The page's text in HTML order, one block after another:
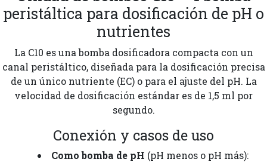
peristáltica para dosificación de pH o
nutrientes
La C10 es una bomba dosificadora compacta con un
canal peristáltico, diseñada para la dosificación precisa
de un único nutriente (EC) o para el ajuste del pH. La
velocidad de dosificación estándar es de 1,5 ml por
segundo.
Conexión y casos de uso
Como bomba de pH (pH menos o pH más):